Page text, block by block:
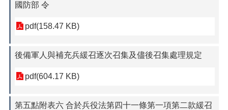
國防部 令
pdf(158.47 KB)
後備軍人與補充兵緩召逐次召集及儘後召集處理規定
pdf(604.17 KB)
第五點附表六 合於兵役法第四十一條第一項第二款緩召